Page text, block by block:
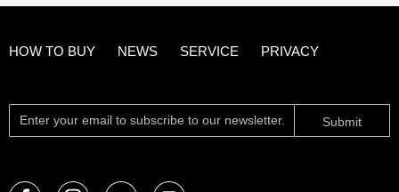
HOW TO BUY NEWS SERVICE PRIVACY
Submit